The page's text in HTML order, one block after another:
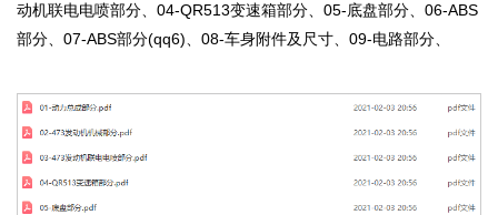
动机联电电喷部分、04-QR513变速箱部分、05-底盘部分、06-ABS
部分、07-ABS部分(qq6)、08-车身附件及尺寸、09-电路部分、